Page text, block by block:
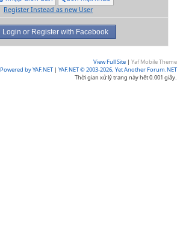
Register Instead as new User
Login or Register with Facebook
View Full Site | Yaf Mobile Theme
Powered by YAF.NET | YAF.NET © 2003-2026, Yet Another Forum.NET
Thời gian xử lý trang này hết 0.001 giây.